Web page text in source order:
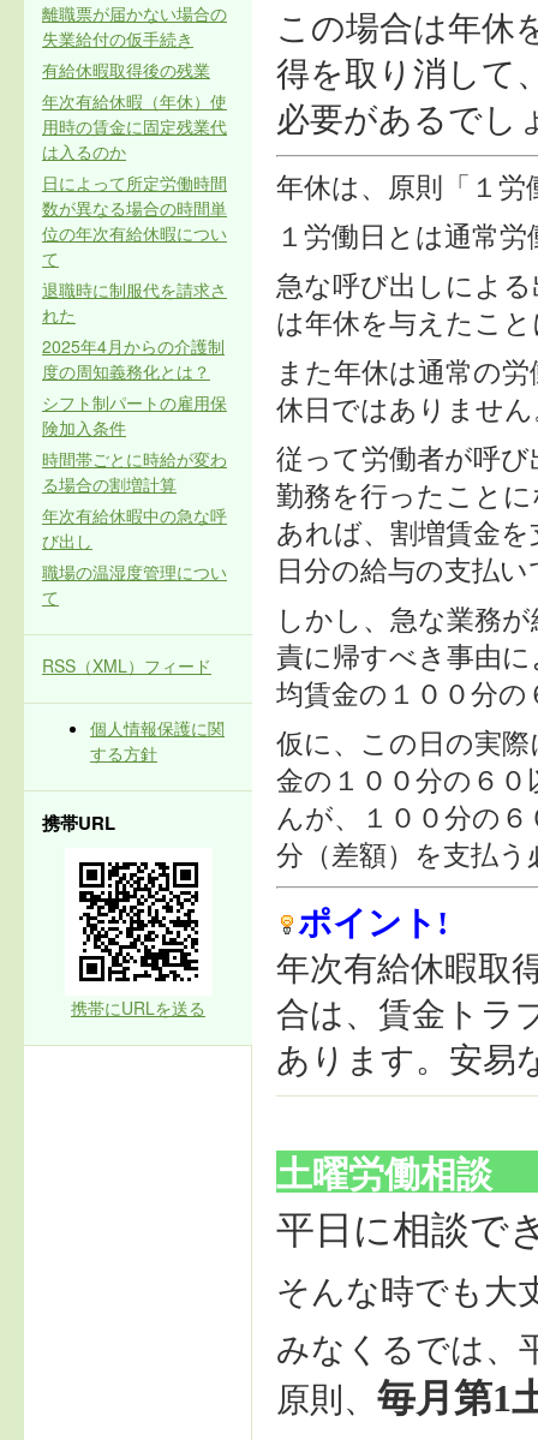
離職票が届かない場合の
失業給付の仮手続き
有給休暇取得後の残業
年次有給休暇（年休）使
用時の賃金に固定残業代
は入るのか
日によって所定労働時間
数が異なる場合の時間単
位の年次有給休暇につい
て
退職時に制服代を請求さ
れた
2025年4月からの介護制
度の周知義務化とは？
シフト制パートの雇用保
険加入条件
時間帯ごとに時給が変わ
る場合の割増計算
年次有給休暇中の急な呼
び出し
職場の温湿度管理につい
て
RSS（XML）フィード
個人情報保護に関
する方針
携帯URL
携帯にURLを送る
この場合は年休
得を取り消して
必要があるでし
年休は、原則「１
１労働日とは通常
急な呼び出しによ
は年休を与えたこ
また年休は通常の
休日ではありません
従って労働者が呼
勤務を行ったこと
あれば、割増賃金
日分の給与の支払
しかし、急な業務
責に帰すべき事由
均賃金の１００分
仮に、この日の実
金の１００分の６
んが、１００分の
分（差額）を支払
ポイント!
年次有給休暇取
合は、賃金トラ
あります。安易
土曜労働相談
平日に相談で
そんな時でも大
みなくるでは、
原則、 毎月第1